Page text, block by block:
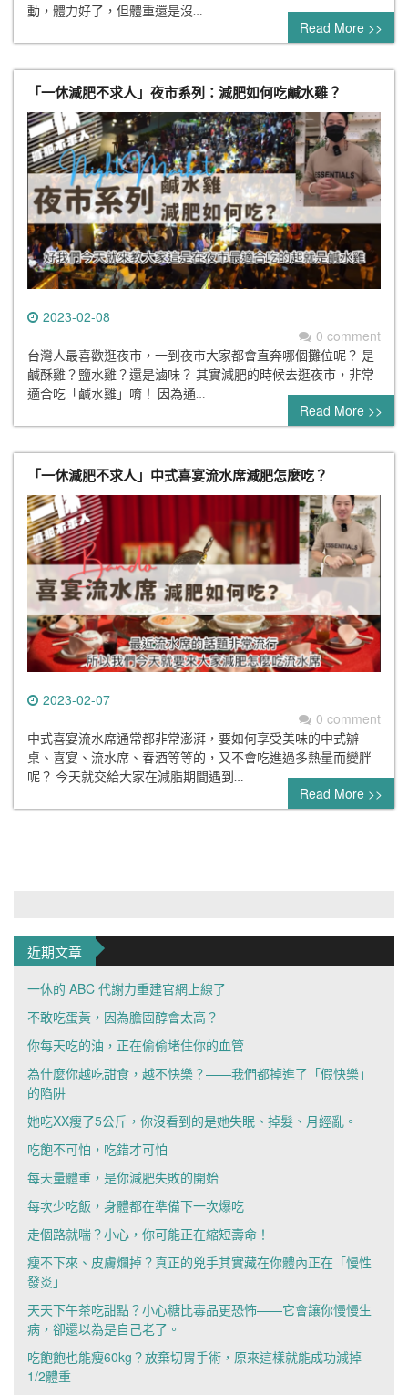
動，體力好了，但體重還是沒…
Read More >>
「一休減肥不求人」夜市系列：減肥如何吃鹹水雞？
2023-02-08
0 comment
台灣人最喜歡逛夜市，一到夜市大家都會直奔哪個攤位呢？ 是
鹹酥雞？鹽水雞？還是滷味？ 其實減肥的時候去逛夜市，非常
適合吃「鹹水雞」唷！ 因為通…
Read More >>
「一休減肥不求人」中式喜宴流水席減肥怎麼吃？
2023-02-07
0 comment
中式喜宴流水席通常都非常澎湃，要如何享受美味的中式辦
桌、喜宴、流水席、春酒等等的，又不會吃進過多熱量而變胖
呢？ 今天就交給大家在減脂期間遇到…
Read More >>
近期文章
一休的 ABC 代謝力重建官網上線了
不敢吃蛋黃，因為膽固醇會太高？
你每天吃的油，正在偷偷堵住你的血管
為什麼你越吃甜食，越不快樂？——我們都掉進了「假快樂」
的陷阱
她吃XX瘦了5公斤，你沒看到的是她失眠、掉髮、月經亂。
吃飽不可怕，吃錯才可怕
每天量體重，是你減肥失敗的開始
每次少吃飯，身體都在準備下一次爆吃
走個路就喘？小心，你可能正在縮短壽命！
瘦不下來、皮膚爛掉？真正的兇手其實藏在你體內正在「慢性
發炎」
天天下午茶吃甜點？小心糖比毒品更恐怖——它會讓你慢慢生
病，卻還以為是自己老了。
吃飽飽也能瘦60kg？放棄切胃手術，原來這樣就能成功減掉
1/2體重